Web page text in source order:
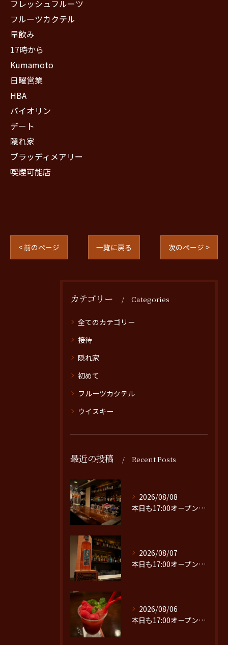
フレッシュフルーツ
フルーツカクテル
早飲み
17時から
Kumamoto
日曜営業
HBA
バイオリン
デート
隠れ家
ブラッディメアリー
喫煙可能店
< 前のページ 一覧に戻る 次のページ >
カテゴリー Categories
全てのカテゴリー
接待
隠れ家
初めて
フルーツカクテル
ウイスキー
最近の投稿 Recent Posts
2026/08/08
本日も17:00オープンです。
2026/08/07
本日も17:00オープンです。
2026/08/06
本日も17:00オープンです。